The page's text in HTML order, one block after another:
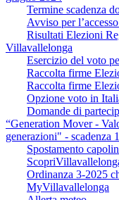
Termine scadenza
Avviso per
Risultati Elezioni
Villavallelonga
Esercizio del voto
Raccolta firme
Raccolta firme
Opzione voto in
Domande di
“Generation Mover -
generazioni" - scadenza
Spostamento
Ordinanza 3-2025
MyVillavallelonga